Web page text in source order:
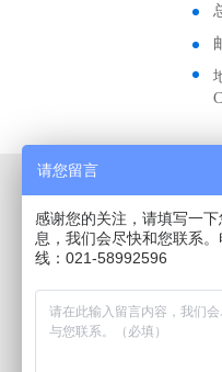
联
请您留言
感谢您的关注，请填写一
息，我们会尽快和您联系
线：021-58992596